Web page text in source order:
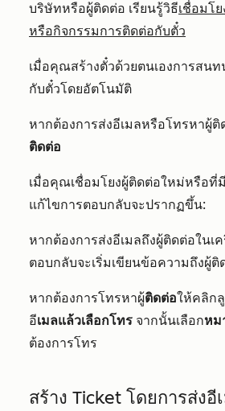
บริษัทหรือผู้ติดต่อ เรียนรู้วิธีเชื่อมโ
หรือกิจกรรมการติดต่อกับตั๋ว
เมื่อคุณสร้างตั๋วด้วยตนเองการสนท
กับตั๋วโดยอัตโนมัติ
หากต้องการส่งอีเมลหรือโทรหาผู้
ติดต่อ
เมื่อคุณเชื่อมโยงผู้ติดต่อใหม่หรือที่
แก้ไขการตอบกลับจะปรากฏขึ้น:
หากต้องการส่งอีเมลถึงผู้ติดต่อในเ
ตอบกลับจะเริ่มเขียนข้อความถึงผู้ติ
หากต้องการโทรหาผู้ติดต่อให้คลิก
อีเมลแล้วเลือกโทร จากนั้นเลือกหม
ต้องการโทร
สร้าง Ticket โดยการส่งอี